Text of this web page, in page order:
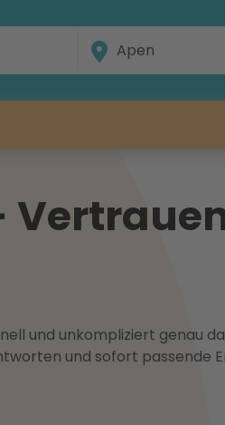
und unkompliziert genau
und sofort passende